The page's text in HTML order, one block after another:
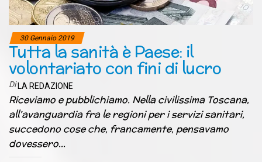
30 Gennaio 2019
Tutta la sanità è Paese: il
volontariato con fini di lucro
Di LA REDAZIONE
Riceviamo e pubblichiamo. Nella civilissima Toscana,
all’avanguardia fra le regioni per i servizi sanitari,
succedono cose che, francamente, pensavamo
dovessero…